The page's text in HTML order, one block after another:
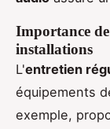
Importance
installations
L'entretien
équipements
exemple,